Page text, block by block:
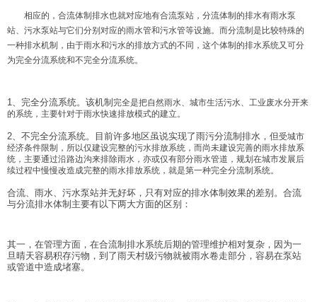
相应的，合流体制排水也就对应地有合流泵站，分流体制的排水有雨水泵
站、污水泵站与它们分别对应的雨水管和污水管等设施。而分流制是比较特殊的
一种排水机制，由于雨水和污水的排放方式的不同，这个体制的排水系统又可分
为完全分流系统和不完全分流系统。
1、完全分流系统。该机制 完全是把自然雨水、城市生活污水、工业废水分开来
的系统，主要针对于雨水快速排放模式的建立。
2、不完全分流系统。目前许多地区虽说实现了雨污分流制排水，但受城市
经济条件限制，所以仅建设完整的污水排放系统，而尚未建设完善的雨水排放系
统，主要通过沿路边沟来排除雨水，亦或仅有部分雨水管道，规划在城市发展后
续过程中慢慢改造成完整的雨水排放系统，就是第一种完全分流制系统。
合流、雨水、污水泵站并无好坏，只有对应的排水体制效果的差别。合流
与分流排水体制主要有以下两大方面的区别：
其一，在管理方面，在合流制排水系统后期的管理维护相对复杂，因为一
旦晴天容易积存污物，到了雨天村级污物就被雨水卷走部分，容易在泵站
或管道中造成堵塞。